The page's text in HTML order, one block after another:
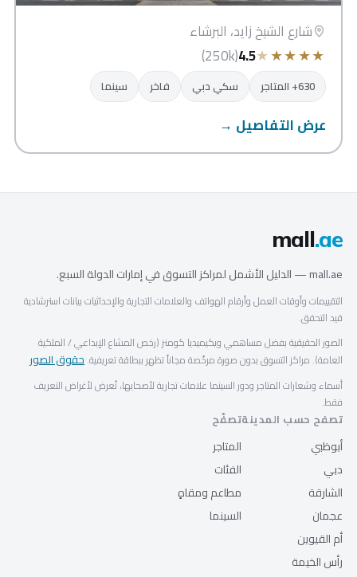
شارع الشيخ زايد، البرشاء
★
★
★
★
★
4.5
(250k)
630+ المتاجر سكي دبي فاخر سينما
عرض التفاصيل →
mall.ae
mall.ae — الدليل الأشمل لمراكز التسوق في إمارات الدولة السبع.
التقييمات وأوقات العمل وأرقام الهواتف والعلامات التجارية والإحداثيات بيانات استرشادية
قيد التحقق.
الصور الحقيقية بفضل مساهمي ويكيميديا كومنز (رخص المشاع الإبداعي / الملكية
العامة). مراكز التسوق بدون صورة مرخّصة مجاناً تظهر ببطاقة تعريفية.حقوق الصور
أسماء وشعارات المتاجر ودور السينما علامات تجارية لأصحابها، تُعرض لأغراض التعريف
فقط.
تصفح حسب المدينة
أبوظبي
دبي
الشارقة
عجمان
أم القيوين
رأس الخيمة
تصفّح
المتاجر
الفئات
مطاعم ومقاهٍ
السينما